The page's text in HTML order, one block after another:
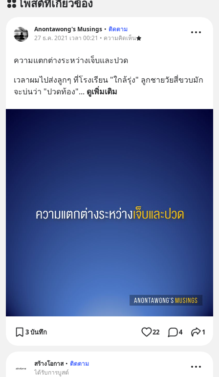
โพสต์ที่เกี่ยวข้อง
Anontawong's Musings • ติดตาม
27 ธ.ค. 2021 เวลา 00:21 • ความคิดเห็น
ความแตกต่างระหว่างเจ็บและปวด
เวลาผมไปส่งลูกๆ ที่โรงเรียน "ใกล้รุ่ง" ลูกชายวัยสี่ขวบมัก
จะบ่นว่า "ปวดท้อง"... ดูเพิ่มเติม
3 บันทึก 22 4 1
สร้างโอกาส • ติดตาม
ได้รับการบูสต์